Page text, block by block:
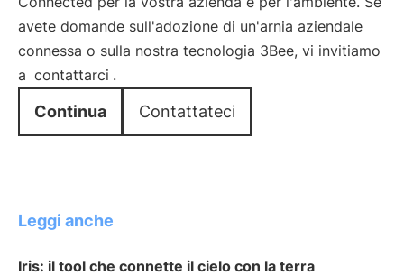
avete domande sull'adozione di un'arnia aziendale
connessa o sulla nostra tecnologia 3Bee, vi invitiamo
a contattarci .
Continua Contattateci
Leggi anche
Iris: il tool che connette il cielo con la terra